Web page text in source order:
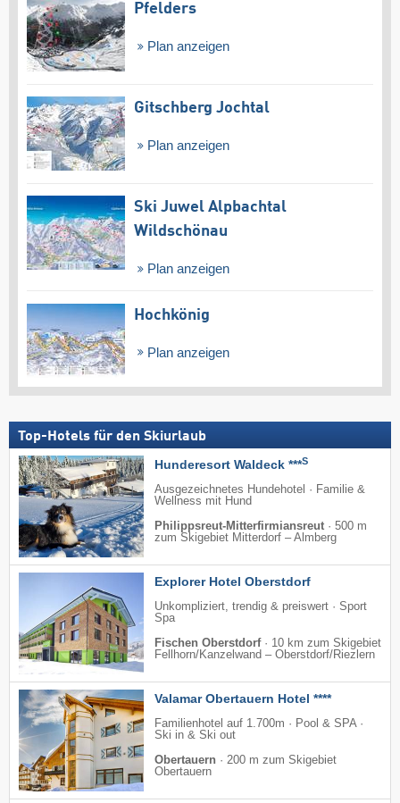
Pfelders
Plan anzeigen
Gitschberg Jochtal
Plan anzeigen
Ski Juwel Alpbachtal
Wildschönau
Plan anzeigen
Hochkönig
Plan anzeigen
Top-Hotels für den Skiurlaub
Hunderesort Waldeck ***S
Ausgezeichnetes Hundehotel · Familie &
Wellness mit Hund
Philippsreut-Mitterfirmiansreut · 500 m
zum Skigebiet Mitterdorf – Almberg
Explorer Hotel Oberstdorf
Unkompliziert, trendig & preiswert · Sport
Spa
Fischen Oberstdorf· 10 km zum Skigebiet
Fellhorn/​Kanzelwand – Oberstdorf/​Riezlern
Valamar Obertauern Hotel ****
Familienhotel auf 1.700m · Pool & SPA ·
Ski in & Ski out
Obertauern · 200 m zum Skigebiet
Obertauern